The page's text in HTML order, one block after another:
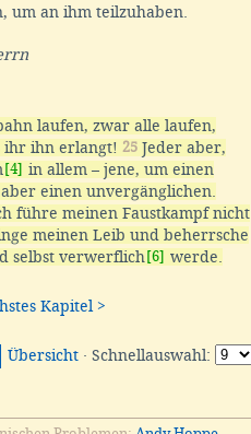
um an ihm teilzuhaben.
laufen, zwar alle laufen,
ihr ihn erlangt! 25 Jeder aber,
[4] in allem – jene, um einen
einen unvergänglichen.
führe meinen Faustkampf nicht
meinen Leib und beherrsche
selbst verwerflich [6] werde.
Kapitel >
Übersicht · Schnellauswahl: